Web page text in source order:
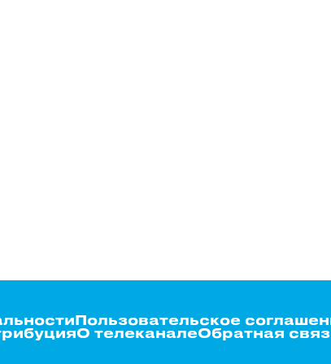
Пользовательское
О телеканалеОбратная